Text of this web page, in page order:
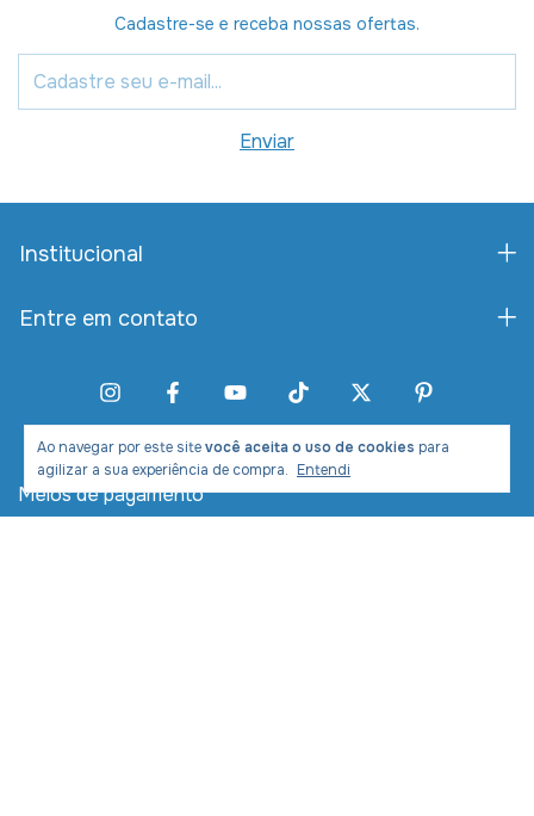
Ao navegar por este sitevocê aceita o uso de cookies para
agilizar a sua experiência de compra. Entendi
Cadastre-se e receba nossas ofertas.
Institucional
Entre em contato
Meios de pagamento